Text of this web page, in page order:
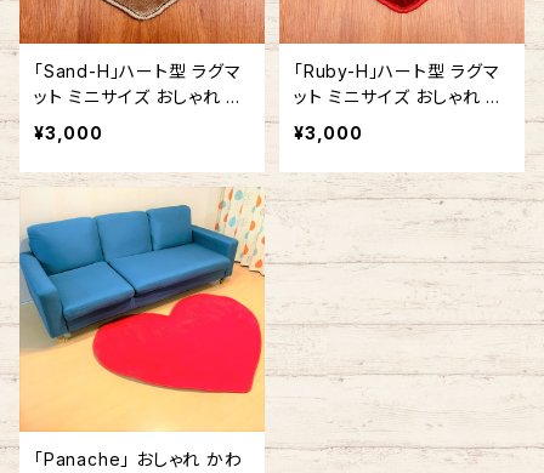
「Sand-H」ハート型 ラグマ
ット ミニサイズ おしゃれ か
わいい ハート 30cm x 40
cm
¥3,000
「Ruby-H」ハート型 ラグマ
ット ミニサイズ おしゃれ か
わいい ハート 30cm x 40
cm
¥3,000
「Panache」 おしゃれ かわ